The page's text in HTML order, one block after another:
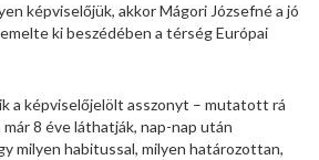
képviselőjük, akkor Mágori Józsefné a jó
ki beszédében a térség Európai
a képviselőjelölt asszonyt – mutatott rá
8 éve láthatják, nap-nap után
milyen habitussal, milyen határozottan,